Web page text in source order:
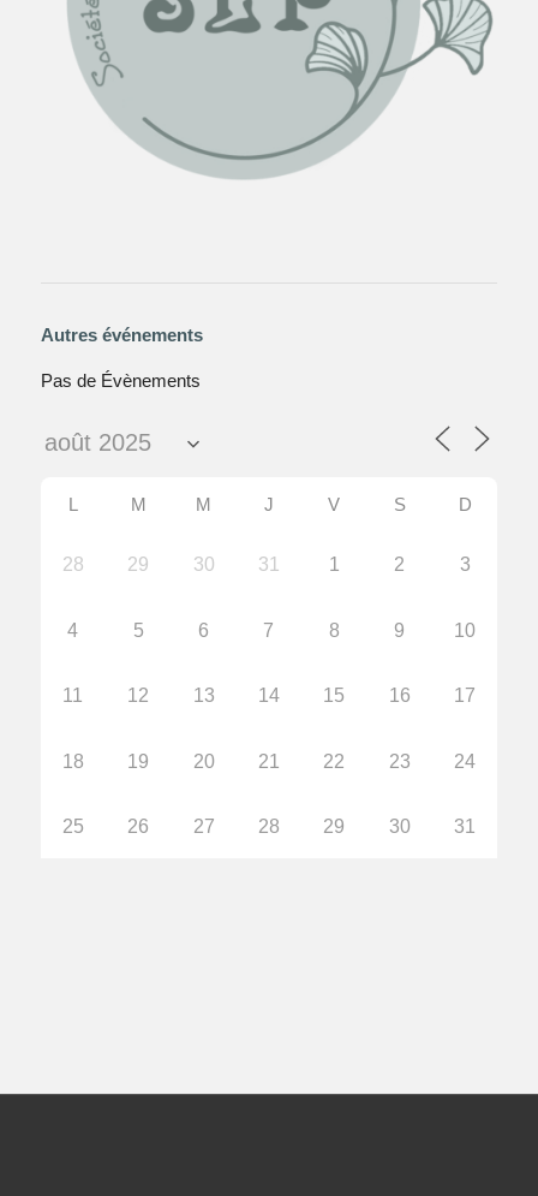
Autres événements
Pas de Évènements
L M M J V S D
28 29 30 31 1 2 3
4 5 6 7 8 9 10
11 12 13 14 15 16 17
18 19 20 21 22 23 24
25 26 27 28 29 30 31